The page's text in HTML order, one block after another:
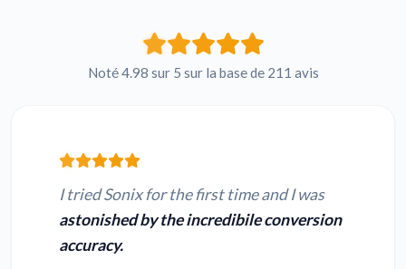
Noté 4.98 sur 5 sur la base de 211 avis
I tried Sonix for the first time and I was
astonished by the incredibile conversion
accuracy.